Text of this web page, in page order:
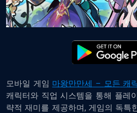
모바일 게임 마왕만만세 – 모든 캐
캐릭터와 직업 시스템을 통해 플레
략적 재미를 제공하며, 게임의 독특